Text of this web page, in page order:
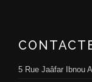
5 Rue Jaâfar Ibnou